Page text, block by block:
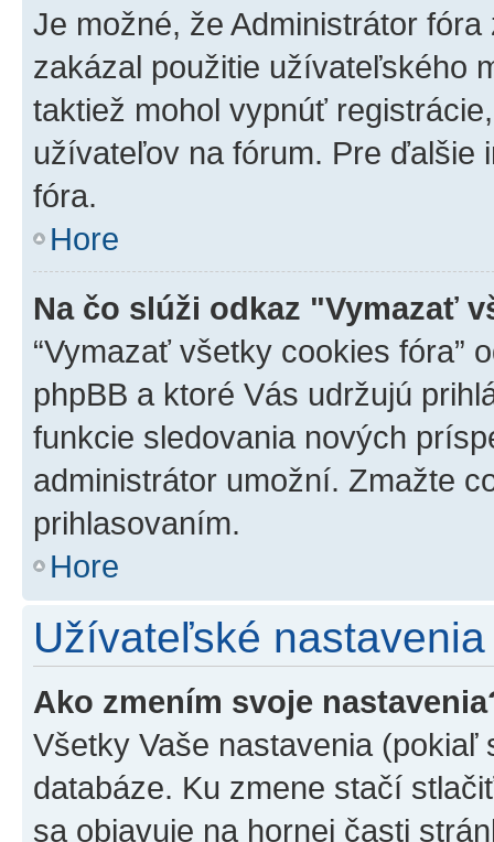
Je možné, že Administrátor
zakázal použitie užívateľského
taktiež mohol vypnúť
užívateľov na fórum. Pre ďalšie
fóra.
Hore
Na čo slúži odkaz "Vymazať
“Vymazať všetky cookies fóra”
phpBB a ktoré Vás udržujú
funkcie sledovania nových
administrátor umožní. Zmažte
prihlasovaním.
Hore
Užívateľské nastavenia
Ako zmením svoje
Všetky Vaše nastavenia
databáze. Ku zmene stačí
sa objavuje na hornej časti